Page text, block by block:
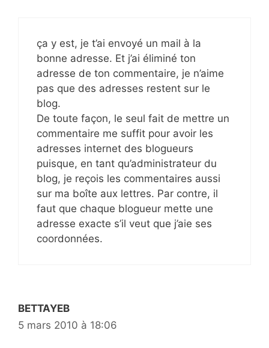
ça y est, je t’ai envoyé un mail à la
bonne adresse. Et j’ai éliminé ton
adresse de ton commentaire, je n’aime
pas que des adresses restent sur le
blog.
De toute façon, le seul fait de mettre un
commentaire me suffit pour avoir les
adresses internet des blogueurs
puisque, en tant qu’administrateur du
blog, je reçois les commentaires aussi
sur ma boîte aux lettres. Par contre, il
faut que chaque blogueur mette une
adresse exacte s’il veut que j’aie ses
coordonnées.
BETTAYEB
5 mars 2010 à 18:06